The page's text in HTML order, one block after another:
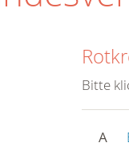
Bitte
A